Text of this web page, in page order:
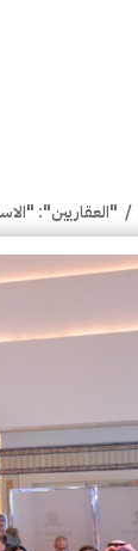
/ "العقاريين":